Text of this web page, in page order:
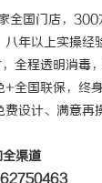
全国门店，300
八年以上实操经
全程透明消毒，
全国联保，终
设计、满意再
渠道